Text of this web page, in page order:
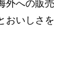
外への販売
おいしさを